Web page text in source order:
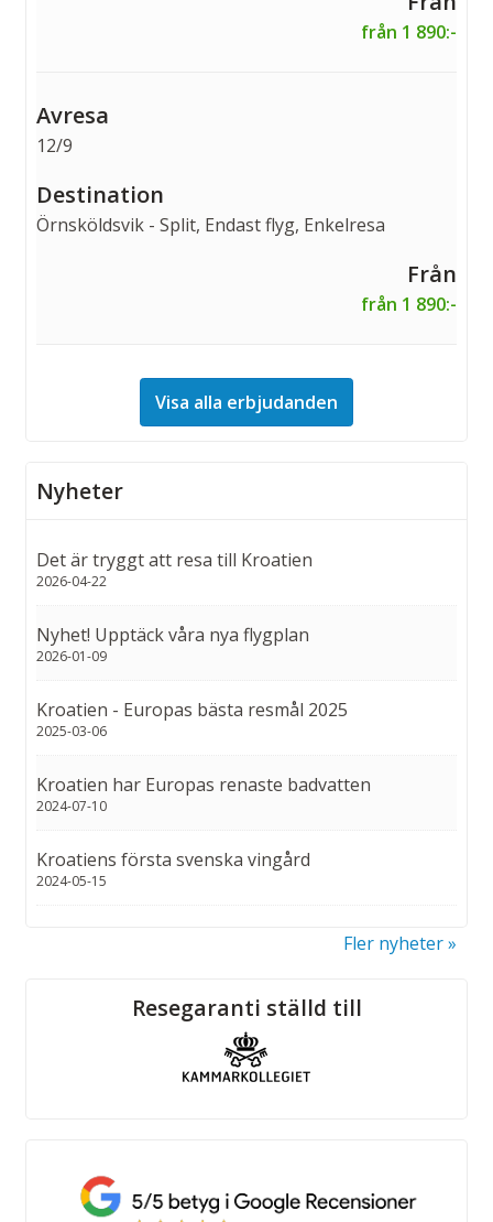
från 1 890:-
12/9
Örnsköldsvik - Split, Endast flyg, Enkelresa
från 1 890:-
Visa alla erbjudanden
Nyheter
Det är tryggt att resa till Kroatien
2026-04-22
Nyhet! Upptäck våra nya flygplan
2026-01-09
Kroatien - Europas bästa resmål 2025
2025-03-06
Kroatien har Europas renaste badvatten
2024-07-10
Kroatiens första svenska vingård
2024-05-15
Fler nyheter
Sociala medierResegaranti ställd till